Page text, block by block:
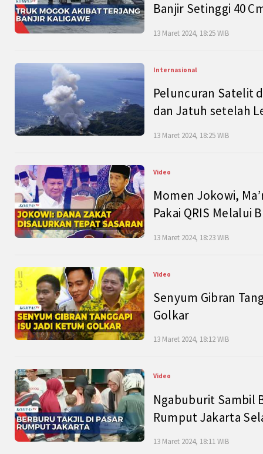
Banjir Setinggi 40
13 Maret 2024, 18:25 WIB
Internasional
Peluncuran Satelit
dan Jatuh setelah
13 Maret 2024, 18:25 WIB
Video
Momen Jokowi,
Pakai QRIS Melalui
13 Maret 2024, 18:23 WIB
Video
Senyum Gibran
Golkar
13 Maret 2024, 18:12 WIB
Video
Ngabuburit Sambil
Rumput Jakarta
13 Maret 2024, 18:11 WIB